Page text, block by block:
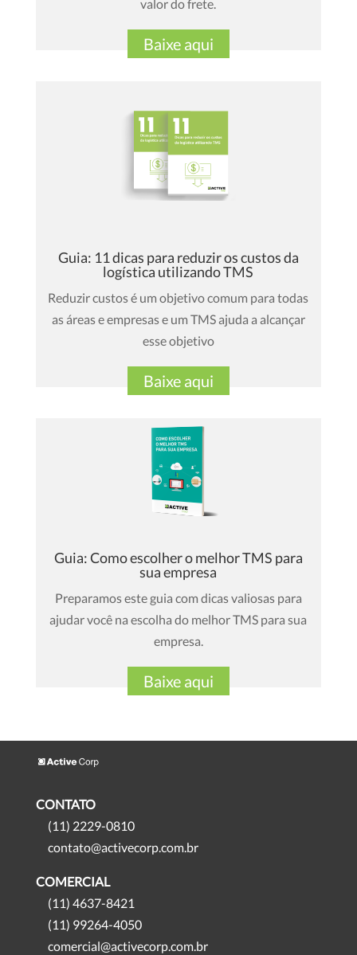
valor do frete.
Baixe aqui
Guia: 11 dicas para reduzir os custos da
logística utilizando TMS
Reduzir custos é um objetivo comum para todas
as áreas e empresas e um TMS ajuda a alcançar
esse objetivo
Baixe aqui
Guia: Como escolher o melhor TMS para
sua empresa
Preparamos este guia com dicas valiosas para
ajudar você na escolha do melhor TMS para sua
empresa.
Baixe aqui
CONTATO
(11) 2229-0810
contato@activecorp.com.br
COMERCIAL
(11) 4637-8421
(11) 99264-4050
comercial@activecorp.com.br